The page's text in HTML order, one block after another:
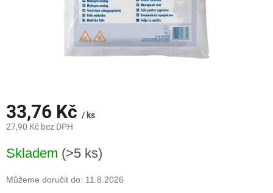
33,76 Kč / ks
27,90 Kč bez DPH
cena:
Skladem (>5 ks)
Můžeme doručit do: 11.8.2026